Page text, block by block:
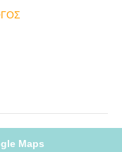
Maps